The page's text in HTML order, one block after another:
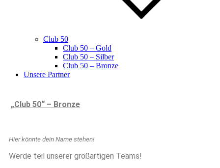
Club 50
Club 50 – Gold
Club 50 – Silber
Club 50 – Bronze
Unsere Partner
„Club 50“ – Bronze
Hier könnte dein Name stehen!
Werde teil unserer großartigen Teams!